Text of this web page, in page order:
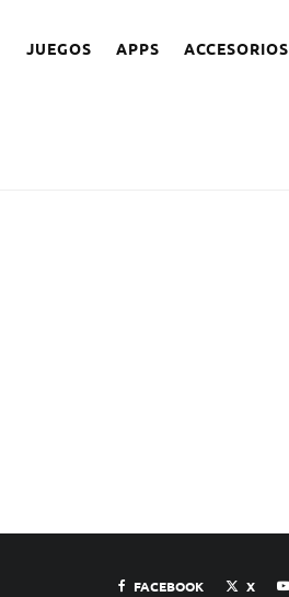
JUEGOS APPS ACCESORIOS
FACEBOOK X